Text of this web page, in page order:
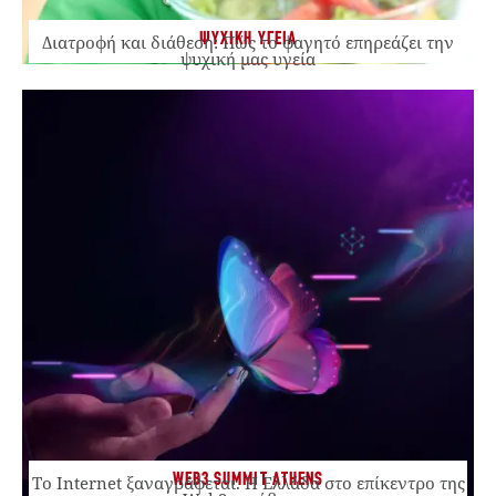
ΨΥΧΙΚΗ ΥΓΕΙΑ
Διατροφή και διάθεση: Πώς το φαγητό επηρεάζει την
ψυχική μας υγεία
WEB3 SUMMIT ATHENS
Το Internet ξαναγράφεται. Η Ελλάδα στο επίκεντρο της